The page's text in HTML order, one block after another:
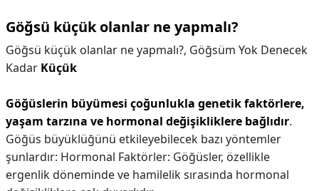
Göğsü küçük olanlar ne yapmalı?
Göğsü küçük olanlar ne yapmalı?, Göğsüm Yok Denecek
Kadar Küçük
Göğüslerin büyümesi çoğunlukla genetik faktörlere,
yaşam tarzına ve hormonal değişikliklere bağlıdır.
Göğüs büyüklüğünü etkileyebilecek bazı yöntemler
şunlardır: Hormonal Faktörler: Göğüsler, özellikle
ergenlik döneminde ve hamilelik sırasında hormonal